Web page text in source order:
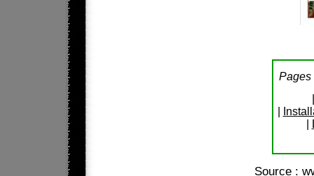
Pages
Source :